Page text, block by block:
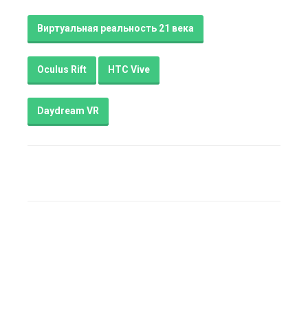
Виртуальная реальность 21 века
Oculus Rift HTC Vive
Daydream VR